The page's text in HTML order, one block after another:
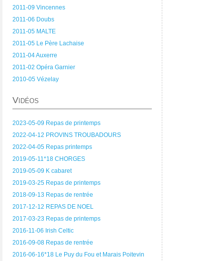
2011-09 Vincennes
2011-06 Doubs
2011-05 MALTE
2011-05 Le Père Lachaise
2011-04 Auxerre
2011-02 Opéra Garnier
2010-05 Vézelay
Vidéos
2023-05-09 Repas de printemps
2022-04-12 PROVINS TROUBADOURS
2022-04-05 Repas printemps
2019-05-11*18 CHORGES
2019-05-09 K cabaret
2019-03-25 Repas de printemps
2018-09-13 Repas de rentrée
2017-12-12 REPAS DE NOEL
2017-03-23 Repas de printemps
2016-11-06 Irish Celtic
2016-09-08 Repas de rentrée
2016-06-16*18 Le Puy du Fou et Marais Poitevin